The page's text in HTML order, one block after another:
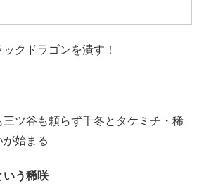
クドラゴンを潰す！
ツ谷も頼らず千冬とタケミチ・稀
始まる
いう稀咲